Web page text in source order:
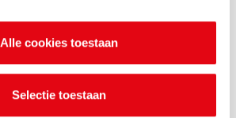
Alle cookies toestaan
Selectie toestaan